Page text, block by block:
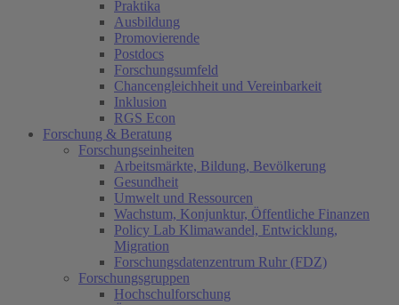
Praktika
Ausbildung
Promovierende
Postdocs
Forschungsumfeld
Chancengleichheit und Vereinbarkeit
Inklusion
RGS Econ
Forschung & Beratung
Forschungseinheiten
Arbeitsmärkte, Bildung, Bevölkerung
Gesundheit
Umwelt und Ressourcen
Wachstum, Konjunktur, Öffentliche Finanzen
Policy Lab Klimawandel, Entwicklung,
Migration
Forschungsdatenzentrum Ruhr (FDZ)
Forschungsgruppen
Hochschulforschung